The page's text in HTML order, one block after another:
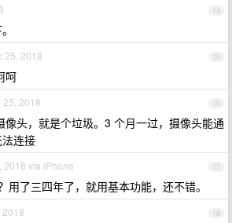
14
15
25, 2018
呵
16
25, 2018
像头，就是个垃圾。3 个月一过，摄像头能通
连接
17
2018 via iPhone
用了三四年了，就用基本功能，还不错。
18
2018